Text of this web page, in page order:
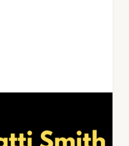
til Forum